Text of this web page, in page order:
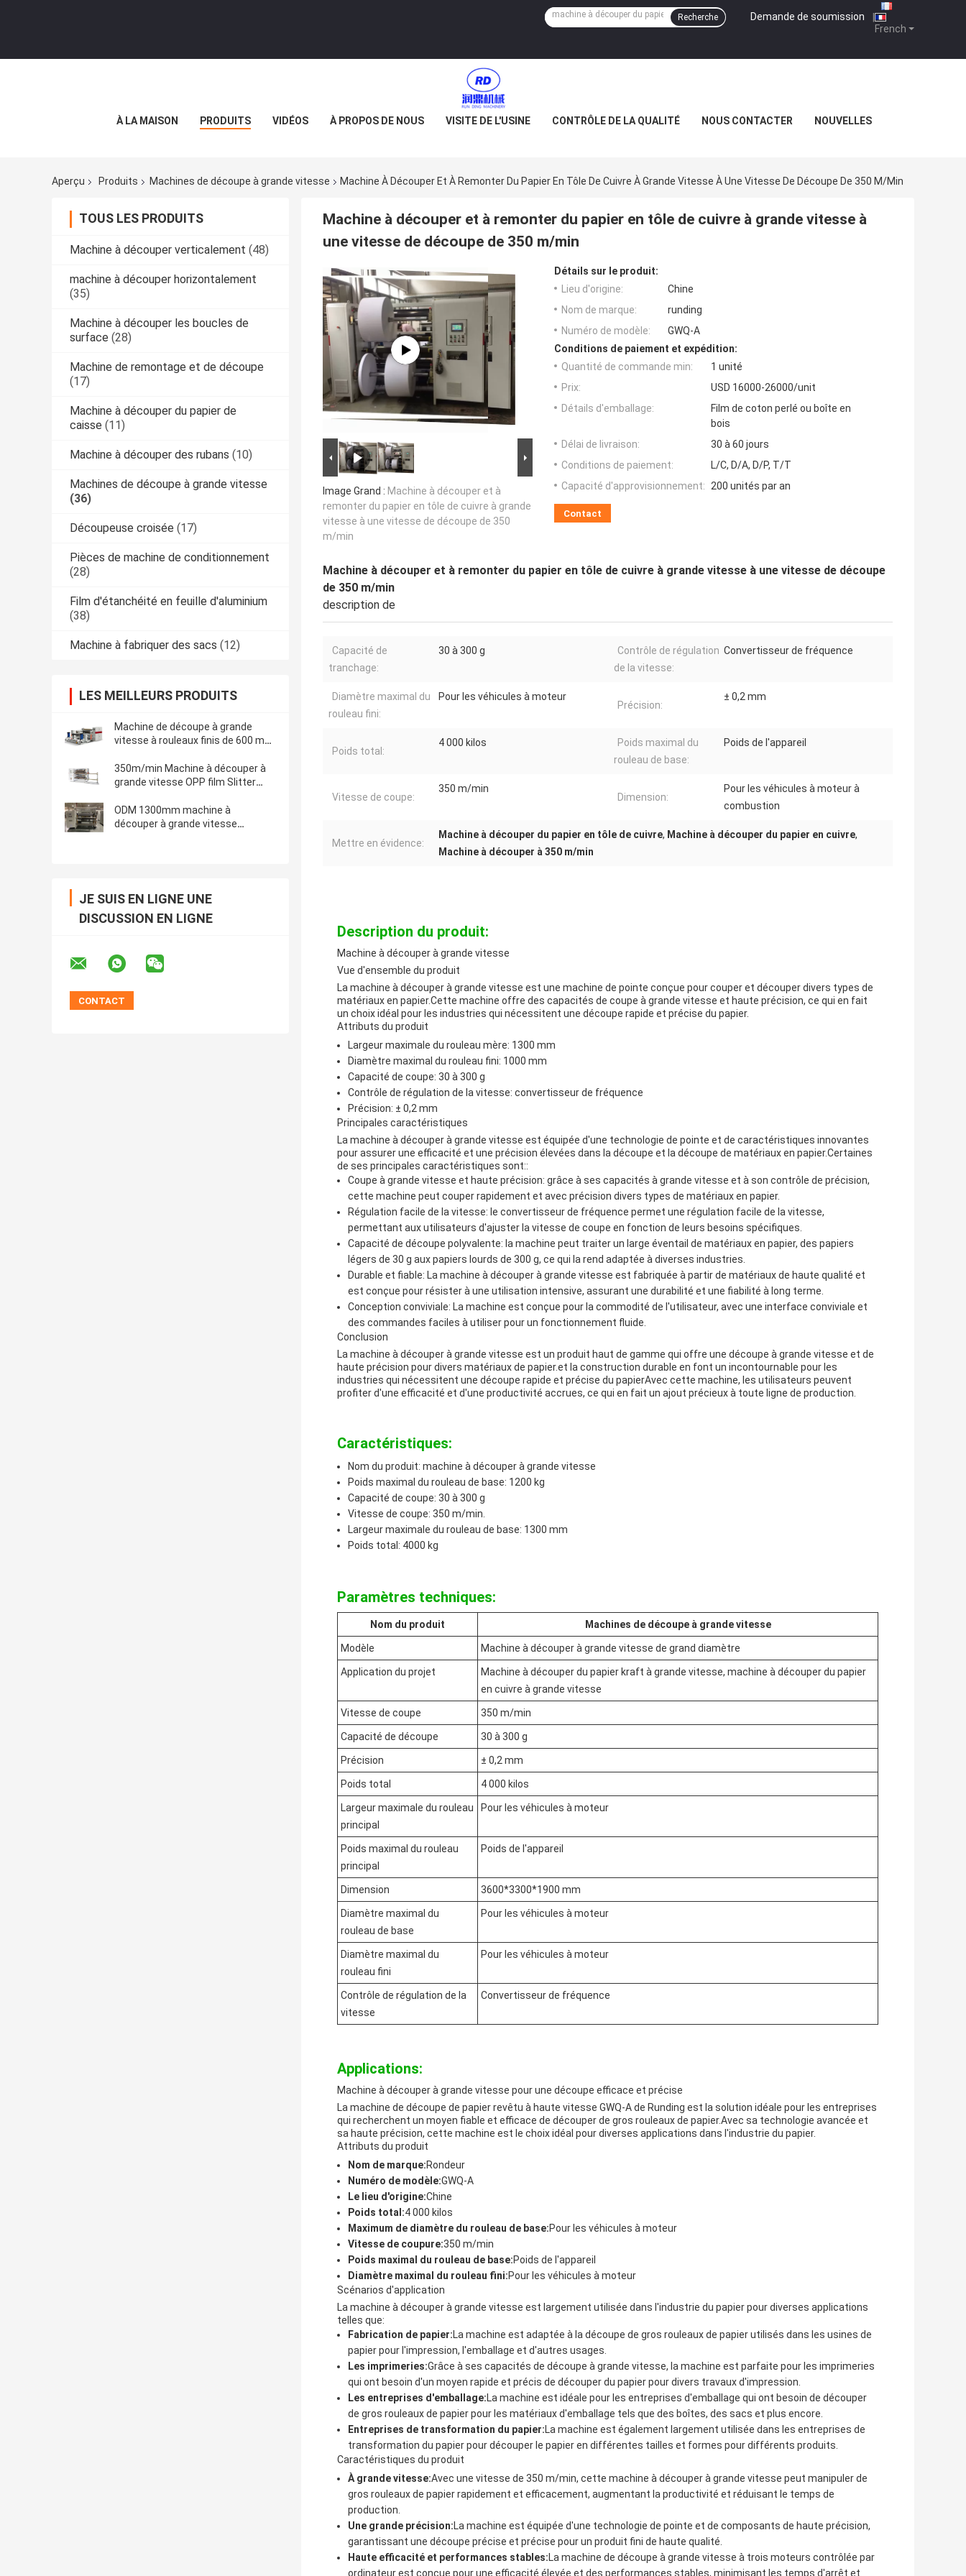
French
Demande de soumission |
Recherche
À LA MAISON PRODUITS VIDÉOS À PROPOS DE NOUS VISITE DE L'USINE CONTRÔLE DE LA QUALITÉ NOUS CONTACTER NOUVELLES
Aperçu Produits Machines de découpe à grande vitesse Machine À Découper Et À Remonter Du Papier En Tôle De Cuivre À Grande Vitesse À Une Vitesse De Découpe De 350 M/min
TOUS LES PRODUITS
Machine à découper verticalement (48)
machine à découper horizontalement
(35)
Machine à découper les boucles de
surface (28)
Machine de remontage et de découpe
(17)
Machine à découper du papier de
caisse (11)
Machine à découper des rubans (10)
Machines de découpe à grande vitesse
(36)
Découpeuse croisée (17)
Pièces de machine de conditionnement
(28)
Film d'étanchéité en feuille d'aluminium
(38)
Machine à fabriquer des sacs (12)
LES MEILLEURS PRODUITS
Machine de découpe à grande
vitesse à rouleaux finis de 600 mm
remontage de feuille d'aluminium
350m/min Machine à découper à
grande vitesse OPP film Slitter
ODM 1300mm machine à
découper à grande vitesse
JE SUIS EN LIGNE UNE
DISCUSSION EN LIGNE
Machine à découper et à remonter du papier en tôle de cuivre à grande vitesse à
une vitesse de découpe de 350 m/min
Image Grand : Machine à découper et à
remonter du papier en tôle de cuivre à grande
vitesse à une vitesse de découpe de 350
m/min
Détails sur le produit:
Lieu d'origine:
Chine
Nom de marque:
runding
Numéro de modèle:
GWQ-A
Conditions de paiement et expédition:
Quantité de commande min:
1 unité
Prix:
USD 16000-26000/unit
Détails d'emballage:
Film de coton perlé ou boîte en
bois
Délai de livraison:
30 à 60 jours
Conditions de paiement:
L/C, D/A, D/P, T/T
Capacité d'approvisionnement: 200 unités par an
Contact
Machine à découper et à remonter du papier en tôle de cuivre à grande vitesse à une vitesse de découpe
de 350 m/min
description de
Capacité de
tranchage:
30 à 300 g
Contrôle de régulation
de la vitesse:
Convertisseur de fréquence
Diamètre maximal du
rouleau fini:
Pour les véhicules à moteur
Précision:
± 0,2 mm
Poids total:
4 000 kilos
Poids maximal du
rouleau de base:
Poids de l'appareil
Vitesse de coupe:
350 m/min
Dimension:
Pour les véhicules à moteur à
combustion
Mettre en évidence:
Machine à découper du papier en tôle de cuivre, Machine à découper du papier en cuivre,
Machine à découper à 350 m/min
Description du produit:
Machine à découper à grande vitesse
Vue d'ensemble du produit
La machine à découper à grande vitesse est une machine de pointe conçue pour couper et découper divers types de
matériaux en papier.Cette machine offre des capacités de coupe à grande vitesse et haute précision, ce qui en fait
un choix idéal pour les industries qui nécessitent une découpe rapide et précise du papier.
Attributs du produit
Largeur maximale du rouleau mère: 1300 mm
Diamètre maximal du rouleau fini: 1000 mm
Capacité de coupe: 30 à 300 g
Contrôle de régulation de la vitesse: convertisseur de fréquence
Précision: ± 0,2 mm
Principales caractéristiques
La machine à découper à grande vitesse est équipée d'une technologie de pointe et de caractéristiques innovantes
pour assurer une efficacité et une précision élevées dans la découpe et la découpe de matériaux en papier.Certaines
de ses principales caractéristiques sont::
Coupe à grande vitesse et haute précision: grâce à ses capacités à grande vitesse et à son contrôle de précision,
cette machine peut couper rapidement et avec précision divers types de matériaux en papier.
Régulation facile de la vitesse: le convertisseur de fréquence permet une régulation facile de la vitesse,
permettant aux utilisateurs d'ajuster la vitesse de coupe en fonction de leurs besoins spécifiques.
Capacité de découpe polyvalente: la machine peut traiter un large éventail de matériaux en papier, des papiers
légers de 30 g aux papiers lourds de 300 g, ce qui la rend adaptée à diverses industries.
Durable et fiable: La machine à découper à grande vitesse est fabriquée à partir de matériaux de haute qualité et
est conçue pour résister à une utilisation intensive, assurant une durabilité et une fiabilité à long terme.
Conception conviviale: La machine est conçue pour la commodité de l'utilisateur, avec une interface conviviale et
des commandes faciles à utiliser pour un fonctionnement fluide.
Conclusion
La machine à découper à grande vitesse est un produit haut de gamme qui offre une découpe à grande vitesse et de
haute précision pour divers matériaux de papier.et la construction durable en font un incontournable pour les
industries qui nécessitent une découpe rapide et précise du papierAvec cette machine, les utilisateurs peuvent
profiter d'une efficacité et d'une productivité accrues, ce qui en fait un ajout précieux à toute ligne de production.
Caractéristiques:
Nom du produit: machine à découper à grande vitesse
Poids maximal du rouleau de base: 1200 kg
Capacité de coupe: 30 à 300 g
Vitesse de coupe: 350 m/min.
Largeur maximale du rouleau de base: 1300 mm
Poids total: 4000 kg
Paramètres techniques:
Nom du produit Machines de découpe à grande vitesse
Modèle Machine à découper à grande vitesse de grand diamètre
Application du projet
Machine à découper du papier kraft à grande vitesse, machine à découper du papier
en cuivre à grande vitesse
Vitesse de coupe 350 m/min
Capacité de découpe 30 à 300 g
Précision ± 0,2 mm
Poids total 4 000 kilos
Largeur maximale du rouleau
principal
Pour les véhicules à moteur
Poids maximal du rouleau
principal
Poids de l'appareil
Dimension 3600*3300*1900 mm
Diamètre maximal du
rouleau de base
Pour les véhicules à moteur
Diamètre maximal du
rouleau fini
Pour les véhicules à moteur
Contrôle de régulation de la
vitesse
Convertisseur de fréquence
Applications:
Machine à découper à grande vitesse pour une découpe efficace et précise
La machine de découpe de papier revêtu à haute vitesse GWQ-A de Runding est la solution idéale pour les entreprises
qui recherchent un moyen fiable et efficace de découper de gros rouleaux de papier.Avec sa technologie avancée et
sa haute précision, cette machine est le choix idéal pour diverses applications dans l'industrie du papier.
Attributs du produit
Nom de marque:Rondeur
Numéro de modèle:GWQ-A
Le lieu d'origine:Chine
Poids total:4 000 kilos
Maximum de diamètre du rouleau de base:Pour les véhicules à moteur
Vitesse de coupure:350 m/min
Poids maximal du rouleau de base:Poids de l'appareil
Diamètre maximal du rouleau fini:Pour les véhicules à moteur
Scénarios d'application
La machine à découper à grande vitesse est largement utilisée dans l'industrie du papier pour diverses applications
telles que:
Fabrication de papier:La machine est adaptée à la découpe de gros rouleaux de papier utilisés dans les usines de
papier pour l'impression, l'emballage et d'autres usages.
Les imprimeries:Grâce à ses capacités de découpe à grande vitesse, la machine est parfaite pour les imprimeries
qui ont besoin d'un moyen rapide et précis de découper du papier pour divers travaux d'impression.
Les entreprises d'emballage:La machine est idéale pour les entreprises d'emballage qui ont besoin de découper
de gros rouleaux de papier pour les matériaux d'emballage tels que des boîtes, des sacs et plus encore.
Entreprises de transformation du papier:La machine est également largement utilisée dans les entreprises de
transformation du papier pour découper le papier en différentes tailles et formes pour différents produits.
Caractéristiques du produit
À grande vitesse:Avec une vitesse de 350 m/min, cette machine à découper à grande vitesse peut manipuler de
gros rouleaux de papier rapidement et efficacement, augmentant la productivité et réduisant le temps de
production.
Une grande précision:La machine est équipée d'une technologie de pointe et de composants de haute précision,
garantissant une découpe précise et précise pour un produit fini de haute qualité.
Haute efficacité et performances stables:La machine de découpe à grande vitesse à trois moteurs contrôlée par
ordinateur est conçue pour une efficacité élevée et des performances stables, minimisant les temps d'arrêt et